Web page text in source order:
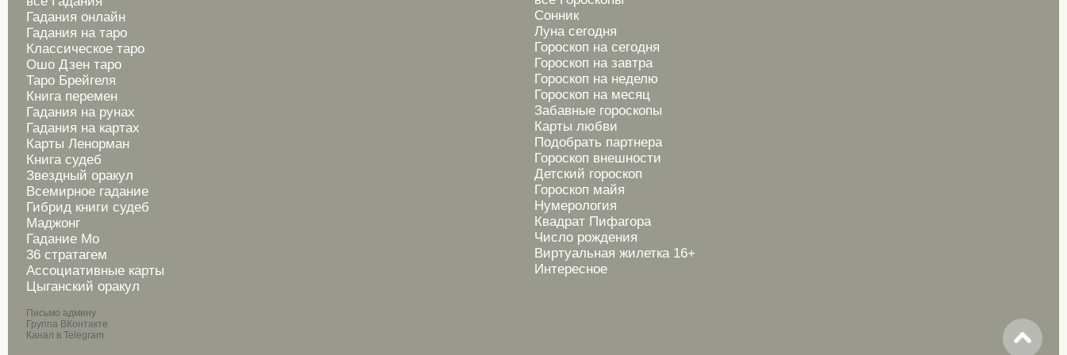
Гадания онлайн
Гадания на таро
Классическое таро
Ошо Дзен таро
Таро Брейгеля
Книга перемен
Гадания на рунах
Гадания на картах
Карты Ленорман
Книга судеб
Звездный оракул
Всемирное гадание
Гибрид книги судеб
Маджонг
Гадание Мо
36 стратагем
Ассоциативные карты
Цыганский оракул
Письмо админу
Группа ВКонтакте
Канал в Telegram
Сонник
Луна сегодня
Гороскоп на сегодня
Гороскоп на завтра
Гороскоп на неделю
Гороскоп на месяц
Забавные гороскопы
Карты любви
Подобрать партнера
Гороскоп внешности
Детский гороскоп
Гороскоп майя
Нумерология
Квадрат Пифагора
Число рождения
Виртуальная жилетка 16+
Интересное